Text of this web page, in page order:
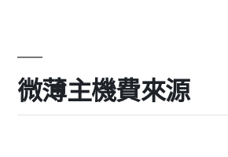
微薄主機費來源